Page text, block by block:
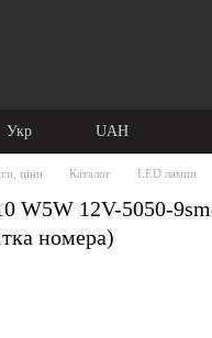
Укр UAH
ціни Каталог LED лампи
W5W 12V-5050-
номера)